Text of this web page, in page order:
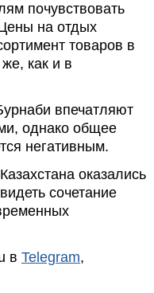
почувствовать
на отдых
товаров в
как и в
впечатляют
однако общее
негативным.
оказались
сочетание
в Telegram,